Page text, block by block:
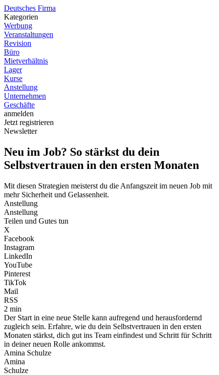
Deutsches Firma
Kategorien
Werbung
Veranstaltungen
Revision
Büro
Mietverhältnis
Lager
Kurse
Anstellung
Unternehmen
Geschäfte
anmelden
Jetzt registrieren
Newsletter
Neu im Job? So stärkst du dein
Selbstvertrauen in den ersten Monaten
Mit diesen Strategien meisterst du die Anfangszeit im neuen Job mit
mehr Sicherheit und Gelassenheit.
Anstellung
Anstellung
Teilen und Gutes tun
X
Facebook
Instagram
LinkedIn
YouTube
Pinterest
TikTok
Mail
RSS
2 min
Der Start in eine neue Stelle kann aufregend und herausfordernd
zugleich sein. Erfahre, wie du dein Selbstvertrauen in den ersten
Monaten stärkst, dich gut ins Team einfindest und Schritt für Schritt
in deiner neuen Rolle ankommst.
Amina Schulze
Amina
Schulze